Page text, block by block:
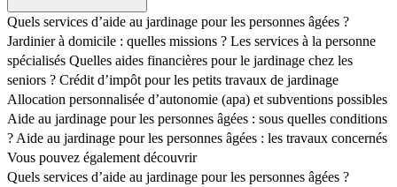
Quels services d’aide au jardinage pour les personnes âgées ?
Jardinier à domicile : quelles missions ? Les services à la personne
spécialisés Quelles aides financières pour le jardinage chez les
seniors ? Crédit d’impôt pour les petits travaux de jardinage
Allocation personnalisée d’autonomie (apa) et subventions possibles
Aide au jardinage pour les personnes âgées : sous quelles conditions
? Aide au jardinage pour les personnes âgées : les travaux concernés
Vous pouvez également découvrir
Quels services d’aide au jardinage pour les personnes âgées ?